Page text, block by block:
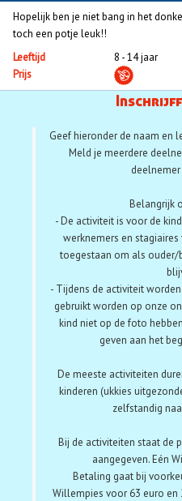
Hopelijk ben je niet bang in het
toch een potje leuk!!
Leeftijd
8 - 14 jaar
Prijs
Geef hieronder de naam en
Meld je meerdere
Belangrijk
- De activiteit is voor de
werknemers en stagiaires
toegestaan om als ouder/
- Tijdens de activiteit
gebruikt worden op onze
kind niet op de foto
geven aan het
De meeste activiteiten
kinderen (ukkies
zelfstandig
Bij de activiteiten staat de
aangegeven. Eén
Betaling gaat bij
Willempies voor 63 euro